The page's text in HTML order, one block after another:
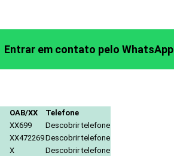
Entrar em contato pelo WhatsApp
OAB/XX
Telefone
XX699
Descobrir telefone
XX472269Descobrir telefone
X
Descobrir telefone